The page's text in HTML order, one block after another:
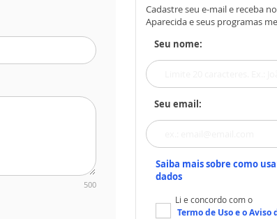
500
Cadastre seu e-mail e receba
Aparecida e seus programas
Seu nome:
Seu email:
Saiba mais sobre como
dados
Li e concordo com o
Termo de Usoe oAviso